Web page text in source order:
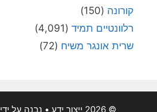
קורונה (150)
רלוונטיים תמיד (4,091)
שרית אונגר משיח (72)
© 2026 ייצור ידע • נבנה על ידי